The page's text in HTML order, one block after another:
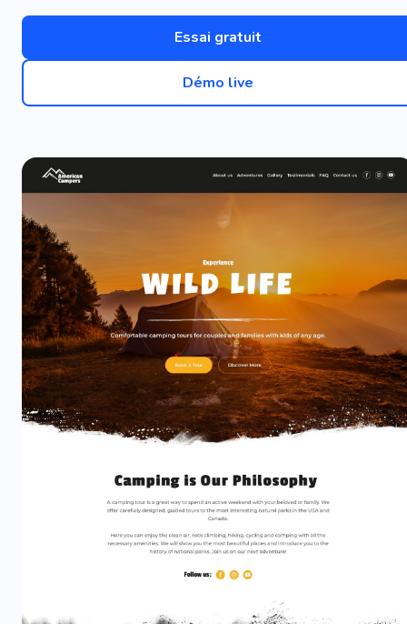
Essai gratuit
Démo live